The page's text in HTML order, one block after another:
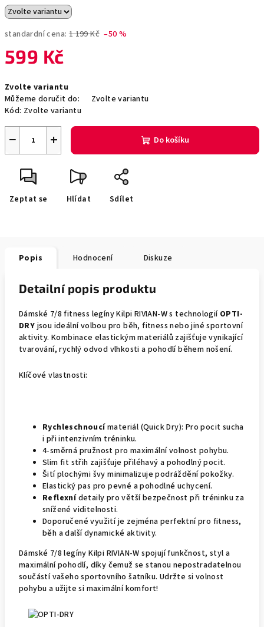
standardní cena: 1 199 Kč –50 %
599 Kč
cena:
Zvolte variantu
Můžeme doručit do:
Zvolte variantu
Kód: Zvolte variantu
+
− Do košíku
Zeptat se Hlídat Sdílet
Popis Hodnocení Diskuze
Detailní popis produktu
Dámské 7/8 fitness legíny Kilpi RIVIAN-W s technologií OPTI-
DRYjsou ideální volbou pro běh, fitness nebo jiné sportovní
aktivity. Kombinace elastickým materiálů zajišťuje vynikající
tvarování, rychlý odvod vlhkosti a pohodlí během nošení.
Klíčové vlastnosti:
Rychleschnoucímateriál (Quick Dry): Pro pocit sucha
i při intenzivním tréninku.
4-směrná pružnost pro maximální volnost pohybu.
Slim fit střih zajišťuje přiléhavý a pohodlný pocit.
Šití plochými švy minimalizuje podráždění pokožky.
Elastický pas pro pevné a pohodlné uchycení.
Reflexnídetaily pro větší bezpečnost při tréninku za
snížené viditelnosti.
Doporučené využití je zejména perfektní pro fitness,
běh a další dynamické aktivity.
Dámské 7/8 legíny Kilpi RIVIAN-W spojují funkčnost, styl a
maximální pohodlí, díky čemuž se stanou nepostradatelnou
součástí vašeho sportovního šatníku. Udržte si volnost
pohybu a užijte si maximální komfort!